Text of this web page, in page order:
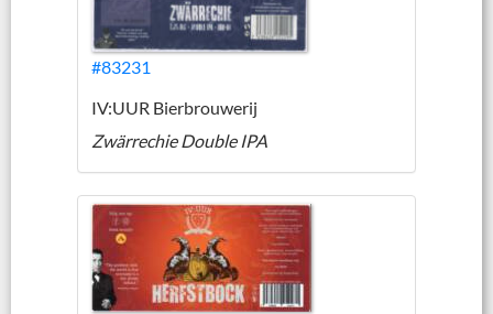
#83231
IV:UUR Bierbrouwerij
Zwärrechie Double IPA